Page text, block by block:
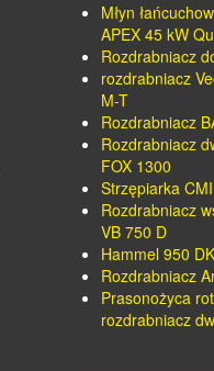
Młyn
APEX 45 kW
Rozdrabniacz
rozdrabniacz
M-T
Rozdrabniacz
Rozdrabniacz
FOX 1300
Strzępiarka
Rozdrabniacz
VB 750 D
Hammel 950
Rozdrabniacz
Prasonożyca
rozdrabniacz